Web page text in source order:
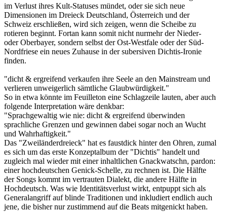
im Verlust ihres Kult-Statuses mündet, oder sie sich neue
Dimensionen im Dreieck Deutschland, Österreich und der
Schweiz erschließen, wird sich zeigen, wenn die Scheibe zu
rotieren beginnt. Fortan kann somit nicht nurmehr der Nieder-
oder Oberbayer, sondern selbst der Ost-Westfale oder der Süd-
Nordfriese ein neues Zuhause in der subersiven Dichtis-Ironie
finden.
"dicht & ergreifend verkaufen ihre Seele an den Mainstream und
verlieren unweigerlich sämtliche Glaubwürdigkeit."
So in etwa könnte im Feuilleton eine Schlagzeile lauten, aber auch
folgende Interpretation wäre denkbar:
"Sprachgewaltig wie nie: dicht & ergreifend überwinden
sprachliche Grenzen und gewinnen dabei sogar noch an Wucht
und Wahrhaftigkeit."
Das "Zweiländerdreieck" hat es faustdick hinter den Ohren, zumal
es sich um das erste Konzeptalbum der "Dichtis" handelt und
zugleich mal wieder mit einer inhaltlichen Gnackwatschn, pardon:
einer hochdeutschen Genick-Schelle, zu rechnen ist. Die Hälfte
der Songs kommt im vertrauten Dialekt, die andere Hälfte in
Hochdeutsch. Was wie Identitätsverlust wirkt, entpuppt sich als
Generalangriff auf blinde Traditionen und inkludiert endlich auch
jene, die bisher nur zustimmend auf die Beats mitgenickt haben.